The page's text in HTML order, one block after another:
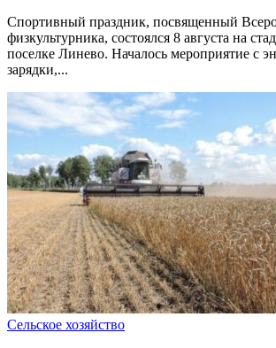
Спортивный праздник, посвященный
физкультурника, состоялся 8 августа на
поселке Линево. Началось мероприятие с
зарядки,...
Сельское хозяйство